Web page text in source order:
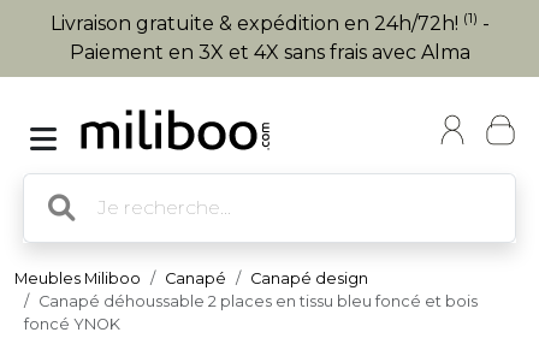
Livraison gratuite & expédition en 24h/72h! (1) -
Paiement en 3X et 4X sans frais avec Alma
Meubles Miliboo Canapé
Canapé design
Canapé déhoussable 2 places en tissu bleu foncé et bois
foncé YNOK